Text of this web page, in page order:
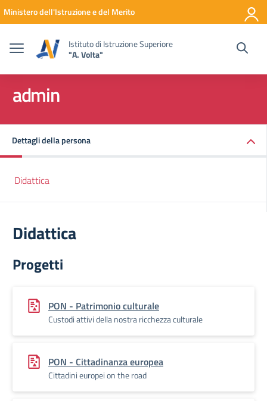
Vai ai contenuti
Vai al menu di navigazione
Vai al footer
Ministero dell'Istruzione e del Merito
Istituto di Istruzione Superiore
"A. Volta"
admin
Dettagli della persona
Didattica
Didattica
Progetti
PON - Patrimonio culturale
Custodi attivi della nostra ricchezza culturale
PON - Cittadinanza europea
Cittadini europei on the road